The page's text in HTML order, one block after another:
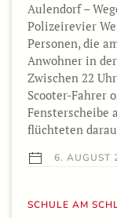
Aulendorf –
Polizeirevier
Personen, die
Anwohner in
Zwischen 22
Scooter-Fahrer
Fensterscheibe
flüchteten
6. AUGUST
SCHULE AM